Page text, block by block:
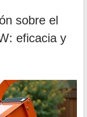
sobre el
eficacia y